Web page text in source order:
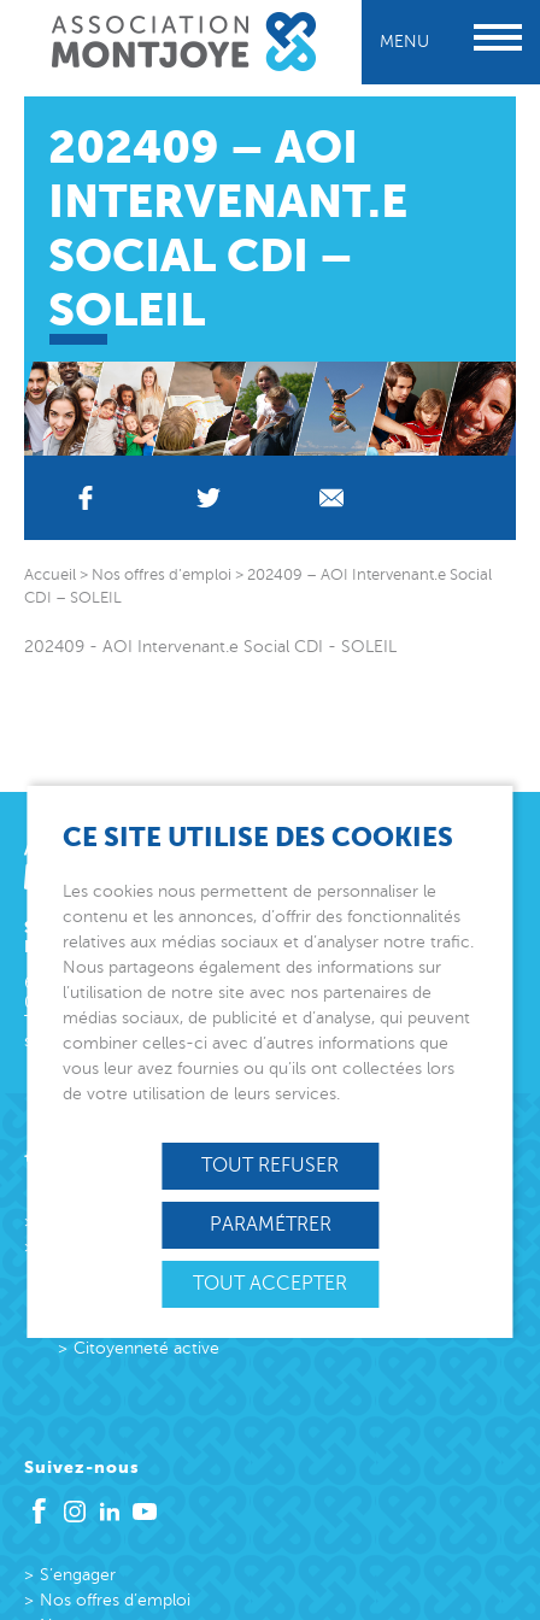
MENU
202409 – AOI
INTERVENANT.E
SOCIAL CDI –
SOLEIL
Accueil > Nos offres d’emploi > 202409 – AOI Intervenant.e Social
CDI – SOLEIL
202409 - AOI Intervenant.e Social CDI - SOLEIL
SIÈGE SOCIAL
ET DIRECTION GÉNÉRALE
6 avenue Édith Cavell
06000 Nice
Tél.
04 92 00 24 50
siege@montjoye.org
Acteur de lien social
Protection Enfance et Familles
Citoyenneté active
Suivez-nous
S’engager
Nos offres d’emploi
CE SITE UTILISE DES COOKIES
Les cookies nous permettent de personnaliser le
contenu et les annonces, d’offrir des fonctionnalités
relatives aux médias sociaux et d’analyser notre trafic.
Nous partageons également des informations sur
l’utilisation de notre site avec nos partenaires de
médias sociaux, de publicité et d’analyse, qui peuvent
combiner celles-ci avec d’autres informations que
vous leur avez fournies ou qu’ils ont collectées lors
de votre utilisation de leurs services.
TOUT ACCEPTER
TOUT REFUSER
PARAMÉTRER